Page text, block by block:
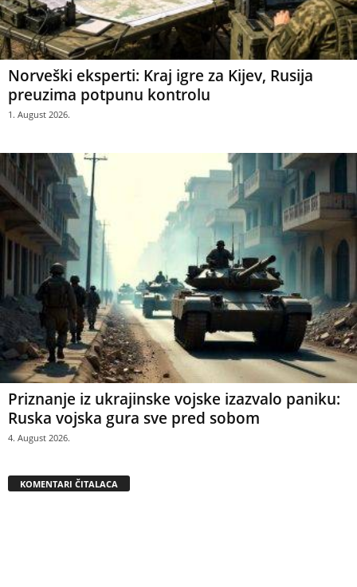
Norveški eksperti: Kraj igre za Kijev, Rusija
preuzima potpunu kontrolu
1. August 2026.
Priznanje iz ukrajinske vojske izazvalo paniku:
Ruska vojska gura sve pred sobom
4. August 2026.
KOMENTARI ČITALACA